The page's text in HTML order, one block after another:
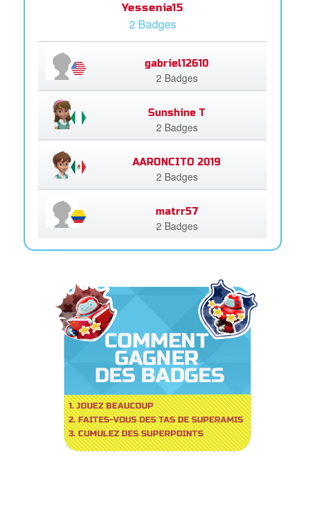
Yessenia15
2 Badges
gabriel12610
2 Badges
Sunshine T
2 Badges
AARONCITO 2019
2 Badges
matrr57
2 Badges